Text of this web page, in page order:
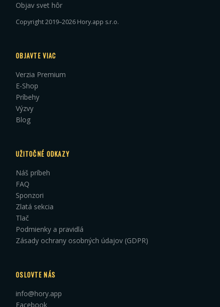
Objav svet hôr
Copyright 2019–2026 Hory.app s.r.o.
OBJAVTE VIAC
Verzia Premium
E-Shop
Príbehy
Výzvy
Blog
UŽITOČNÉ ODKAZY
Náš príbeh
FAQ
Sponzori
Zlatá sekcia
Tlač
Podmienky a pravidlá
Zásady ochrany osobných údajov (GDPR)
OSLOVTE NÁS
info@hory.app
Facebook